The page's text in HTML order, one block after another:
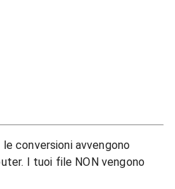
conversioni avvengono
I tuoi file NON vengono